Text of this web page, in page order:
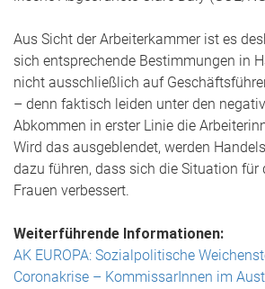
Aus Sicht der Arbeiterkammer ist es
sich entsprechende Bestimmungen in
nicht ausschließlich auf
– denn faktisch leiden unter den
Abkommen in erster Linie die
Wird das ausgeblendet, werden
dazu führen, dass sich die Situation für
Frauen verbessert.
Weiterführende Informationen:
AK EUROPA: Sozialpolitische
Coronakrise – KommissarInnen im